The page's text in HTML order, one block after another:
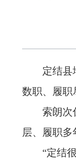
定结县
数职、履职
索朗次
层、履职多
“定结